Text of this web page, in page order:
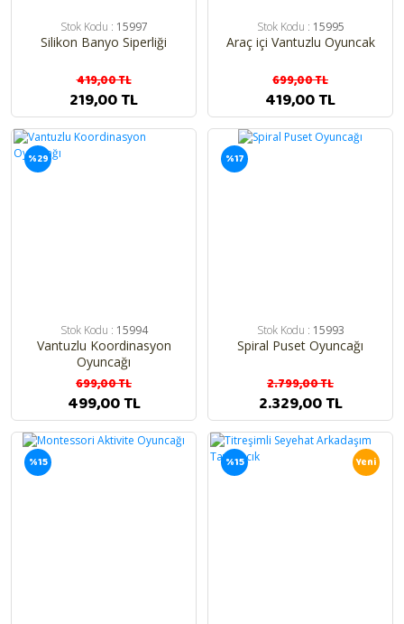
Stok Kodu : 15997
Silikon Banyo Siperliği
419,00 TL
219,00 TL
Stok Kodu : 15995
Araç içi Vantuzlu Oyuncak
699,00 TL
419,00 TL
%29
Stok Kodu : 15994
Vantuzlu Koordinasyon
Oyuncağı
699,00 TL
499,00 TL
%17
Stok Kodu : 15993
Spiral Puset Oyuncağı
2.799,00 TL
2.329,00 TL
%15 Yeni
%15